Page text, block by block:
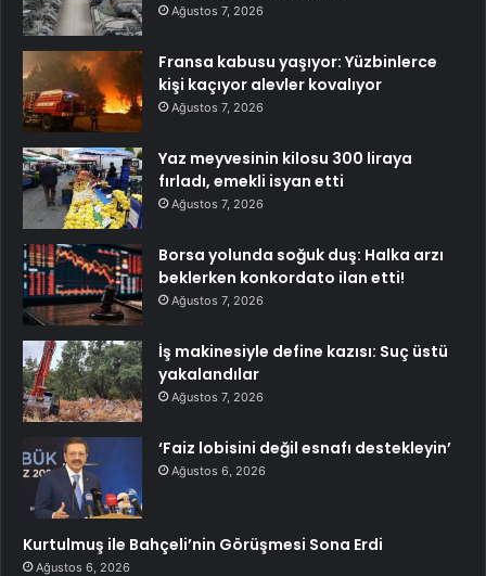
Ağustos 7, 2026
Fransa kabusu yaşıyor: Yüzbinlerce
kişi kaçıyor alevler kovalıyor
Ağustos 7, 2026
Yaz meyvesinin kilosu 300 liraya
fırladı, emekli isyan etti
Ağustos 7, 2026
Borsa yolunda soğuk duş: Halka arzı
beklerken konkordato ilan etti!
Ağustos 7, 2026
İş makinesiyle define kazısı: Suç üstü
yakalandılar
Ağustos 7, 2026
‘Faiz lobisini değil esnafı destekleyin’
Ağustos 6, 2026
Kurtulmuş ile Bahçeli’nin Görüşmesi Sona Erdi
Ağustos 6, 2026